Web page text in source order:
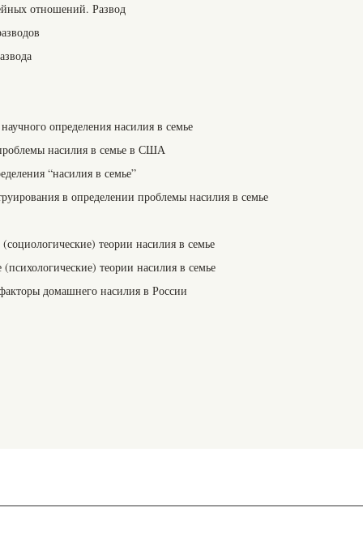
отношений. Развод
определения насилия в семье
насилия в семье в США
“насилия в семье”
в определении проблемы насилия в семье
теории насилия в семье
теории насилия в семье
домашнего насилия в России